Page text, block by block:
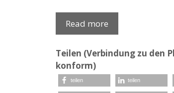
Read more
Teilen (Verbindung zu den
konform)
teilen teilen